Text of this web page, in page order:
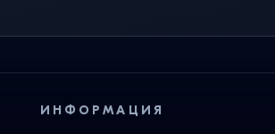
ИНФОРМАЦИЯ